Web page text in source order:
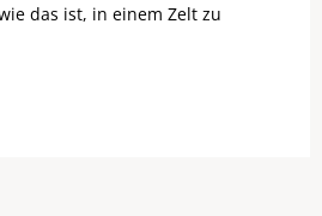
das ist, in einem Zelt zu